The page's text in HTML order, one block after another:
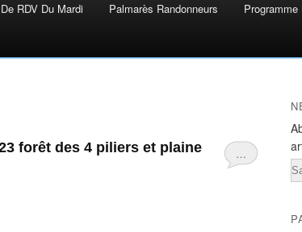
RDV Du Mardi Palmarès Randonneurs
…
forêt des 4 piliers et plaine